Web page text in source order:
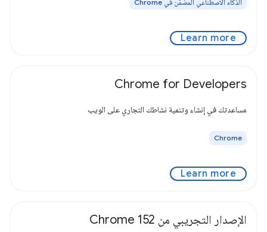
الذكاء الاصطناعي المضمَّن في Chrome
Learn more
Chrome for Developers
مساعدتك في إنشاء وتنمية نشاطك التجاري على الويب
Chrome
Learn more
الإصدار التجريبي من Chrome 152